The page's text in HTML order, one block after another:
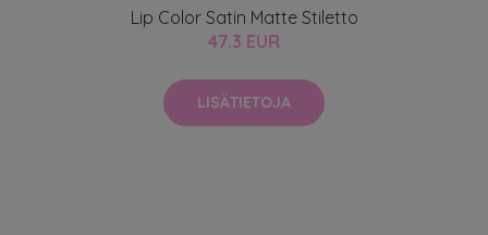
Lip Color Satin Matte Stiletto
47.3 EUR
LISÄTIETOJA